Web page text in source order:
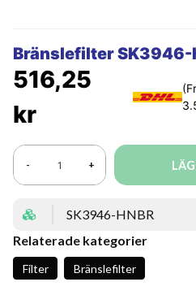
Bränslefilter SK3946-
516,25
kr
- +
SK3946-HNBR
Relaterade kategorier
Filter Bränslefilter